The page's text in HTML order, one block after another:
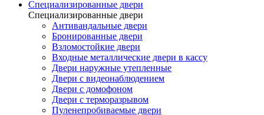
Специализированные двери
Специализированные двери
Антивандальные двери
Бронированные двери
Взломостойкие двери
Входные металлические двери в кассу
Двери наружные утепленные
Двери с видеонаблюдением
Двери с домофоном
Двери с терморазрывом
Пуленепробиваемые двери